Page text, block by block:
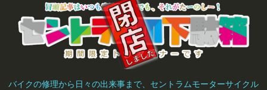
バイクの修理から日々の出来事まで、セントラムモーターサイクル